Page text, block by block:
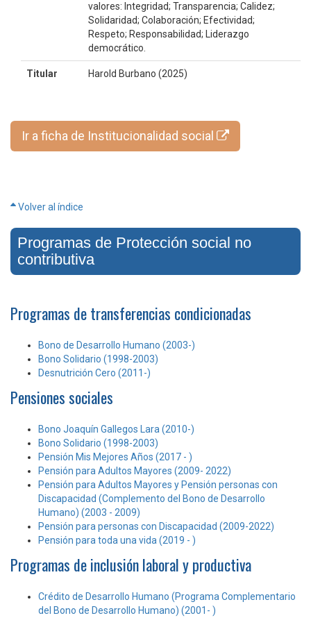
valores: Integridad; Transparencia; Calidez;
Solidaridad; Colaboración; Efectividad;
Respeto; Responsabilidad; Liderazgo
democrático.
Titular Harold Burbano (2025)
Ir a ficha de Institucionalidad social
Volver al índice
Programas de Protección social no
contributiva
Programas de transferencias condicionadas
Bono de Desarrollo Humano (2003-)
Bono Solidario (1998-2003)
Desnutrición Cero (2011-)
Pensiones sociales
Bono Joaquín Gallegos Lara (2010-)
Bono Solidario (1998-2003)
Pensión Mis Mejores Años (2017 - )
Pensión para Adultos Mayores (2009- 2022)
Pensión para Adultos Mayores y Pensión personas con
Discapacidad (Complemento del Bono de Desarrollo
Humano) (2003 - 2009)
Pensión para personas con Discapacidad (2009-2022)
Pensión para toda una vida (2019 - )
Programas de inclusión laboral y productiva
Crédito de Desarrollo Humano (Programa Complementario
del Bono de Desarrollo Humano) (2001- )